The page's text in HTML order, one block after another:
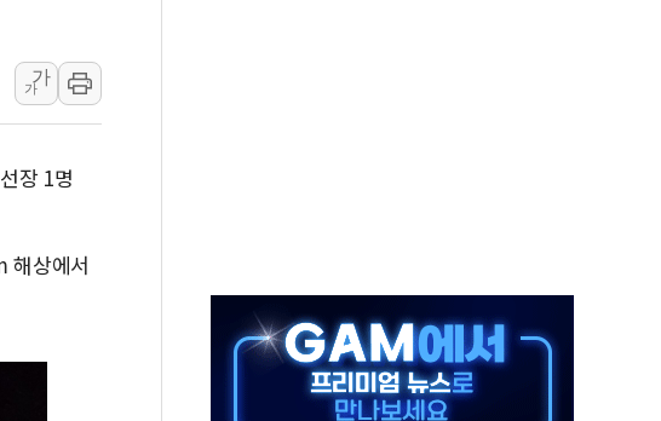
다 참변…60대 환경미화원 수거차에 치여 사망
택가서 흉기 난동…60대 남성 2명 숨져
때문에 손해 보는 일 없게"…'결혼 페널티' 22개 과제 손본다
근 해상서 모터보트 전복…1명 사망·1명 실종
중 어머니 흉기 살해 10대 아들 체포
민석에 '뻔뻔' 받아친 정청래…제주 연설서 신경전 고조
가
가
장 1명
해상에서